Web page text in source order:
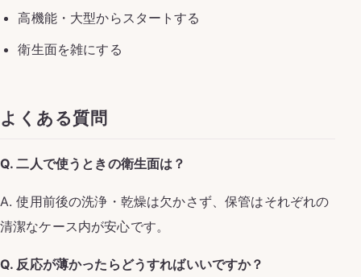
高機能・大型からスタートする
衛生面を雑にする
よくある質問
Q. 二人で使うときの衛生面は？
A. 使用前後の洗浄・乾燥は欠かさず、保管はそれぞれの
清潔なケース内が安心です。
Q. 反応が薄かったらどうすればいいですか？